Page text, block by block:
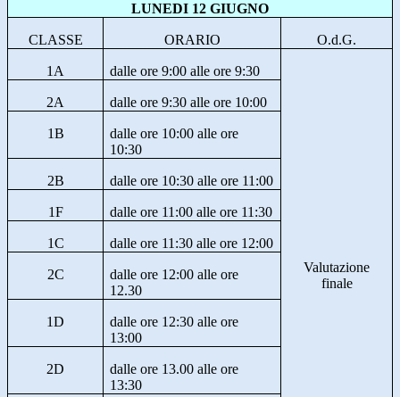
LUNEDI 12 GIUGNO
CLASSE ORARIO O.d.G.
1A dalle ore 9:00 alle ore 9:30
Valutazione
finale
2A dalle ore 9:30 alle ore 10:00
1B
dalle ore 10:00 alle ore
10:30
2B dalle ore 10:30 alle ore 11:00
1F dalle ore 11:00 alle ore 11:30
1C dalle ore 11:30 alle ore 12:00
2C
dalle ore 12:00 alle ore
12.30
1D
dalle ore 12:30 alle ore
13:00
2D
dalle ore 13.00 alle ore
13:30